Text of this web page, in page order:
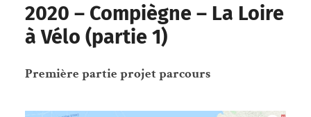
2020 – Compiègne – La Loire
à Vélo (partie 1)
Première partie projet parcours